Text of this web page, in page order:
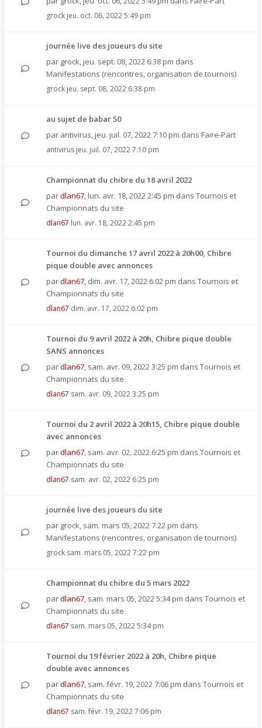
grock jeu. oct. 06, 2022 5:49 pm
journée live des joueurs du site
par grock, jeu. sept. 08, 2022 6:38 pm dans
Manifestations (rencontres, organisation de tournois)
grock jeu. sept. 08, 2022 6:38 pm
au sujet de babar 50
par antivirus, jeu. juil. 07, 2022 7:10 pm dans Faire-Part
antivirus jeu. juil. 07, 2022 7:10 pm
Championnat du chibre du 18 avril 2022
pardlan67, lun. avr. 18, 2022 2:45 pm dans Tournois et
Championnats du site
dlan67 lun. avr. 18, 2022 2:45 pm
Tournoi du dimanche 17 avril 2022 à 20h00, Chibre
pique double avec annonces
pardlan67, dim. avr. 17, 2022 6:02 pm dans Tournois et
Championnats du site
dlan67 dim. avr. 17, 2022 6:02 pm
Tournoi du 9 avril 2022 à 20h, Chibre pique double
SANS annonces
pardlan67, sam. avr. 09, 2022 3:25 pm dans Tournois et
Championnats du site
dlan67 sam. avr. 09, 2022 3:25 pm
Tournoi du 2 avril 2022 à 20h15, Chibre pique double
avec annonces
pardlan67, sam. avr. 02, 2022 6:25 pm dans Tournois et
Championnats du site
dlan67 sam. avr. 02, 2022 6:25 pm
journée live des joueurs du site
par grock, sam. mars 05, 2022 7:22 pm dans
Manifestations (rencontres, organisation de tournois)
grock sam. mars 05, 2022 7:22 pm
Championnat du chibre du 5 mars 2022
pardlan67, sam. mars 05, 2022 5:34 pm dans Tournois et
Championnats du site
dlan67 sam. mars 05, 2022 5:34 pm
Tournoi du 19 février 2022 à 20h, Chibre pique
double avec annonces
pardlan67, sam. févr. 19, 2022 7:06 pm dans Tournois et
Championnats du site
dlan67 sam. févr. 19, 2022 7:06 pm